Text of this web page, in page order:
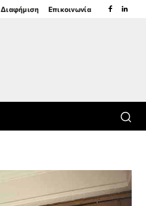
Διαφήμιση Επικοινωνία